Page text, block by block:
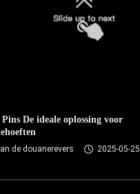
De ideale oplossing voor
de douanerevers
2025-05-25